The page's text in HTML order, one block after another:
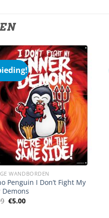
WANDBORDEN
Penguin I Don’t Fight My
Oorspronkelijke
€5.00Huidige